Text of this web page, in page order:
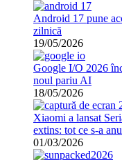
Android 17 pune
zilnică
19/05/2026
Google I/O 2026
noul pariu AI
18/05/2026
Xiaomi a lansat
extins: tot ce s-a
01/03/2026